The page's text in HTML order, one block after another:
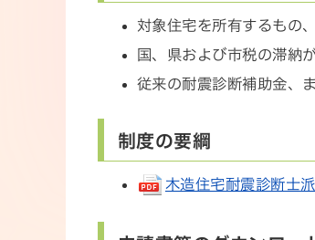
対象住宅を所有するもの
国、県および市税の滞納
従来の耐震診断補助金、
制度の要綱
木造住宅耐震診断士